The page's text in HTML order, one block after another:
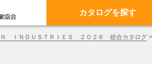
カタログを探す
Ｎ ＩＮＤＵＳＴＲＩＥＳ ２０２６ 総合カタログ